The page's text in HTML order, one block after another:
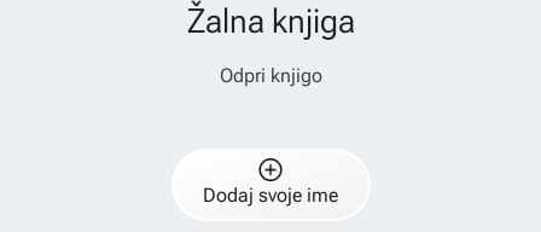
Žalna knjiga
Odpri knjigo
Dodaj svoje ime